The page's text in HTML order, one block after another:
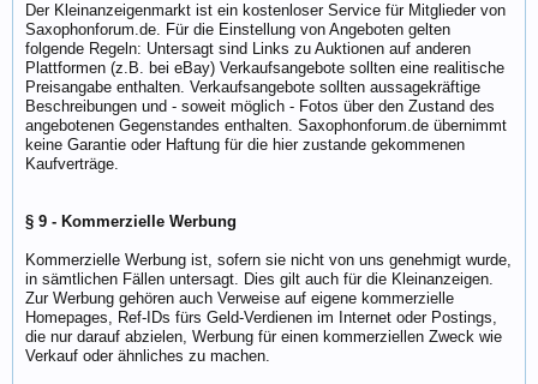
Der Kleinanzeigenmarkt ist ein kostenloser Service für Mitglieder von
Saxophonforum.de. Für die Einstellung von Angeboten gelten
folgende Regeln: Untersagt sind Links zu Auktionen auf anderen
Plattformen (z.B. bei eBay) Verkaufsangebote sollten eine realitische
Preisangabe enthalten. Verkaufsangebote sollten aussagekräftige
Beschreibungen und - soweit möglich - Fotos über den Zustand des
angebotenen Gegenstandes enthalten. Saxophonforum.de übernimmt
keine Garantie oder Haftung für die hier zustande gekommenen
Kaufverträge.
§ 9 - Kommerzielle Werbung
Kommerzielle Werbung ist, sofern sie nicht von uns genehmigt wurde,
in sämtlichen Fällen untersagt. Dies gilt auch für die Kleinanzeigen.
Zur Werbung gehören auch Verweise auf eigene kommerzielle
Homepages, Ref-IDs fürs Geld-Verdienen im Internet oder Postings,
die nur darauf abzielen, Werbung für einen kommerziellen Zweck wie
Verkauf oder ähnliches zu machen.